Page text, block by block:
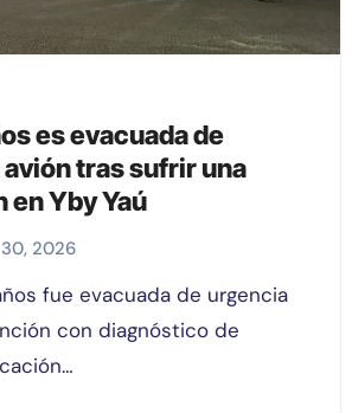
es evacuada de
tras sufrir una
Yby Yaú
2026
con diagnóstico de